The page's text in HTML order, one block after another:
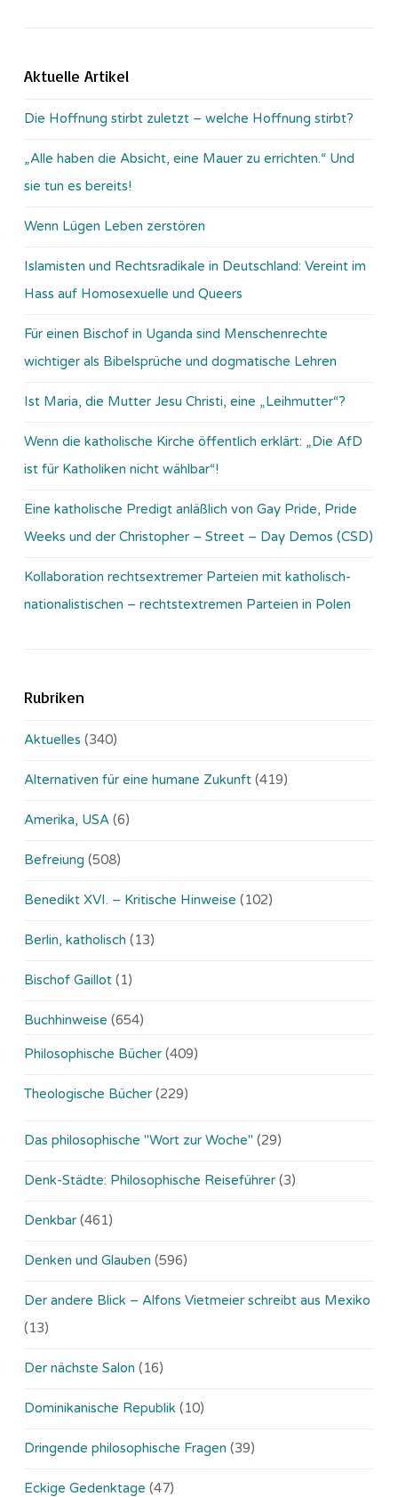
Aktuelle Artikel
Die Hoffnung stirbt zuletzt – welche Hoffnung stirbt?
„Alle haben die Absicht, eine Mauer zu errichten.“ Und
sie tun es bereits!
Wenn Lügen Leben zerstören
Islamisten und Rechtsradikale in Deutschland: Vereint im
Hass auf Homosexuelle und Queers
Für einen Bischof in Uganda sind Menschenrechte
wichtiger als Bibelsprüche und dogmatische Lehren
Ist Maria, die Mutter Jesu Christi, eine „Leihmutter“?
Wenn die katholische Kirche öffentlich erklärt: „Die AfD
ist für Katholiken nicht wählbar“!
Eine katholische Predigt anläßlich von Gay Pride, Pride
Weeks und der Christopher – Street – Day Demos (CSD)
Kollaboration rechtsextremer Parteien mit katholisch-
nationalistischen – rechtstextremen Parteien in Polen
Rubriken
Aktuelles (340)
Alternativen für eine humane Zukunft (419)
Amerika, USA (6)
Befreiung (508)
Benedikt XVI. – Kritische Hinweise (102)
Berlin, katholisch (13)
Bischof Gaillot (1)
Buchhinweise (654)
Philosophische Bücher (409)
Theologische Bücher (229)
Das philosophische "Wort zur Woche" (29)
Denk-Städte: Philosophische Reiseführer (3)
Denkbar (461)
Denken und Glauben (596)
Der andere Blick – Alfons Vietmeier schreibt aus Mexiko
(13)
Der nächste Salon (16)
Dominikanische Republik (10)
Dringende philosophische Fragen (39)
Eckige Gedenktage (47)